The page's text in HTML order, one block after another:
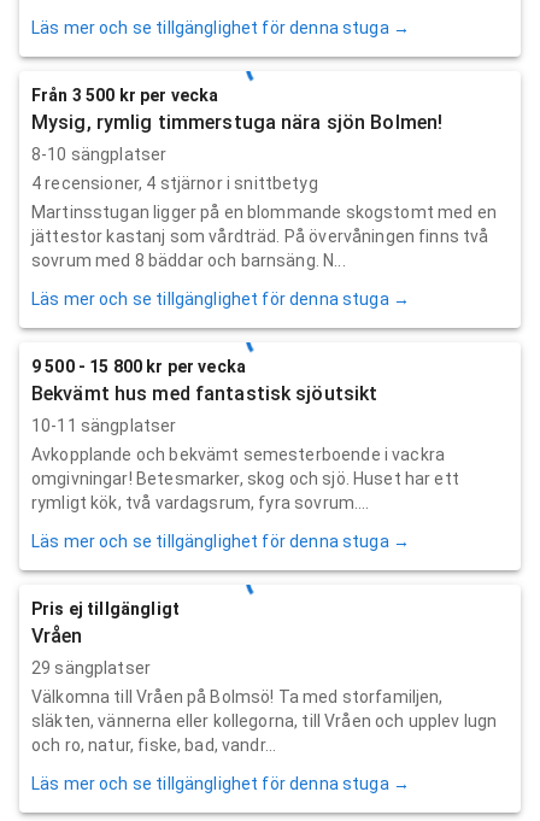
Läs mer och se tillgänglighet för denna stuga →
Från 3 500 kr per vecka
Mysig, rymlig timmerstuga nära sjön Bolmen!
8-10 sängplatser
4recensioner, 4 stjärnor i snittbetyg
Martinsstugan ligger på en blommande skogstomt med en
jättestor kastanj som vårdträd. På övervåningen finns två
sovrum med 8 bäddar och barnsäng. N...
Läs mer och se tillgänglighet för denna stuga →
9 500 - 15 800 kr per vecka
Bekvämt hus med fantastisk sjöutsikt
10-11 sängplatser
Avkopplande och bekvämt semesterboende i vackra
omgivningar! Betesmarker, skog och sjö. Huset har ett
rymligt kök, två vardagsrum, fyra sovrum....
Läs mer och se tillgänglighet för denna stuga →
Pris ej tillgängligt
Vråen
29 sängplatser
Välkomna till Vråen på Bolmsö! Ta med storfamiljen,
släkten, vännerna eller kollegorna, till Vråen och upplev lugn
och ro, natur, fiske, bad, vandr...
Läs mer och se tillgänglighet för denna stuga →